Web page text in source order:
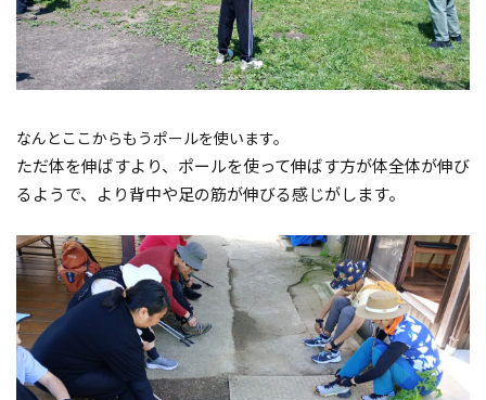
なんとここからもうポールを使います。
ただ体を伸ばすより、ポールを使って伸ばす方が体全体が伸び
るようで、より背中や足の筋が伸びる感じがします。